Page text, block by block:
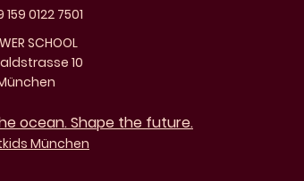
159 0122 7501
SCHOOL
10
ocean. Shape the future.
München